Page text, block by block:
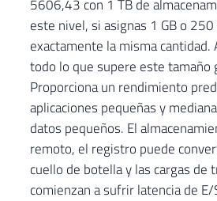
5606,43 con 1 TB de
este nivel, si asignas 1 GB o 250
exactamente la misma cantidad.
todo lo que supere este tamaño
Proporciona un rendimiento
aplicaciones pequeñas y
datos pequeños. El
remoto, el registro puede
cuello de botella y las cargas de
comienzan a sufrir latencia de E/